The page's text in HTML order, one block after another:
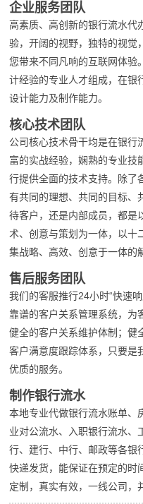
企业服务团队
高素质、高创新的银行流水代
验，开阔的视野，独特的视觉
您带来不同凡响的互联网体验
计经验的专业人才组成，在银
设计能力及制作能力。
核心技术团队
公司核心技术骨干均是在银行
富的实战经验，娴熟的专业技
行提供全面的技术支持。除了
有共同的理想、共同的目标、
待客户，还是内部成员，都是
术、创意与策划为一体，以十
集战略、高效、创意于一体的
售后服务团队
我们的客服推行24小时“快速
靠谱的客户关系管理系统，为
健全的客户关系维护体制；健
客户满意度跟踪体系，只要是
优质的服务。
制作银行流水
本地专业代做银行流水账单、
业对公流水、入职银行流水、
行、建行、中行、邮政等各银
快递发货，能保证在预定的时
定制，真实有效，一线公司，